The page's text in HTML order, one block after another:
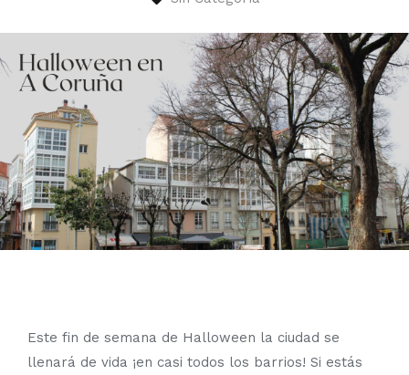
Este fin de semana de Halloween la ciudad se
llenará de vida ¡en casi todos los barrios! Si estás